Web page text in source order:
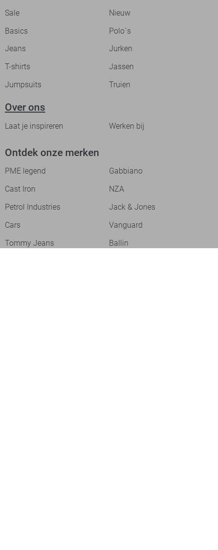
Sale
Nieuw
Basics
Polo`s
Jeans
Jurken
T-shirts
Jassen
Jumpsuits
Truien
Over ons
Laat je inspireren Werken bij
Ontdek onze merken
PME legend
Gabbiano
Cast Iron
NZA
Petrol Industries
Jack & Jones
Cars
Vanguard
Tommy Jeans
Ballin